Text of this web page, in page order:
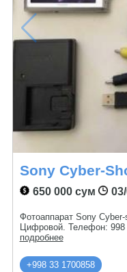
Sony Cyber-
650 000 сум
Фотоаппарат Sony Cyber-
Цифровой. Телефон: 998
подробнее
+998 33 1700858